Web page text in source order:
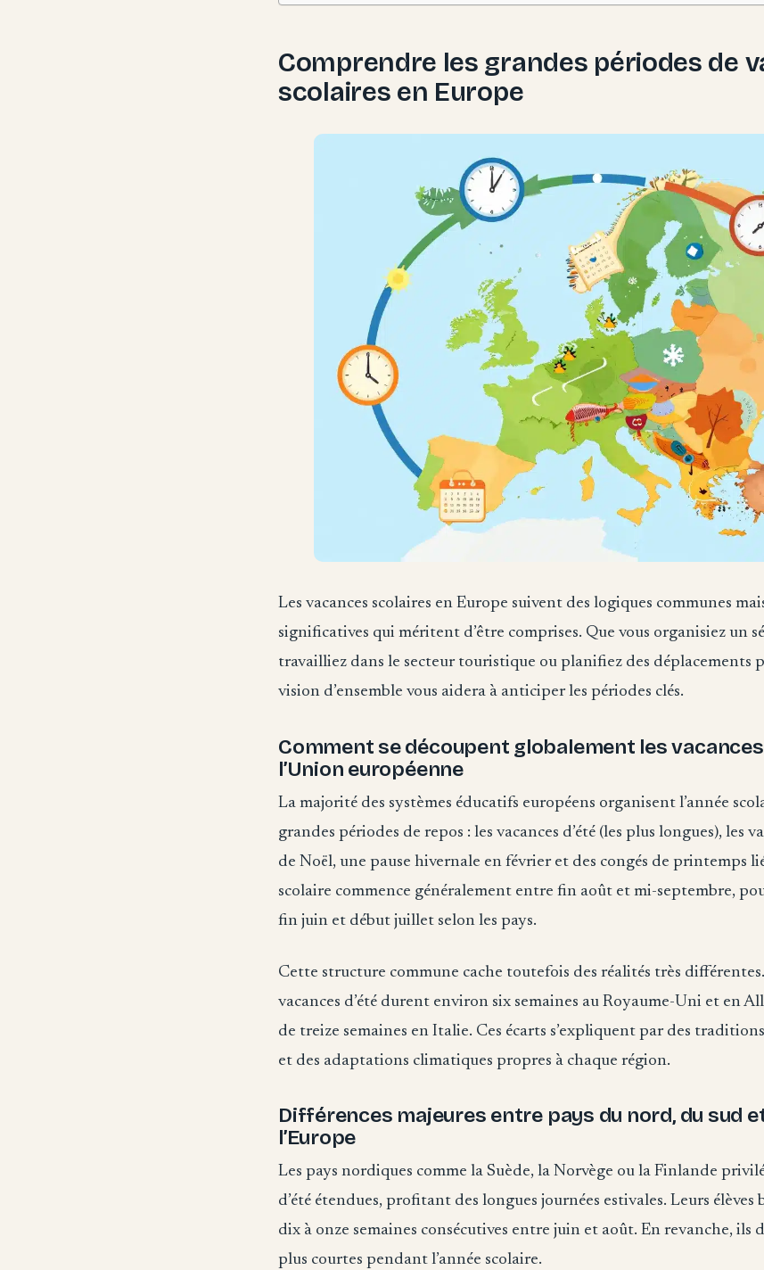
Comprendre les grandes périodes de
scolaires en Europe
Les vacances scolaires en Europe suivent des logiques communes
significatives qui méritent d’être comprises. Que vous organisiez un
travailliez dans le secteur touristique ou planifiez des déplacements
vision d’ensemble vous aidera à anticiper les périodes clés.
Comment se découpent globalement les
l’Union européenne
La majorité des systèmes éducatifs européens organisent l’année
grandes périodes de repos : les vacances d’été (les plus longues), les
de Noël, une pause hivernale en février et des congés de printemps
scolaire commence généralement entre fin août et mi-septembre,
fin juin et début juillet selon les pays.
Cette structure commune cache toutefois des réalités très
vacances d’été durent environ six semaines au Royaume-Uni et en
de treize semaines en Italie. Ces écarts s’expliquent par des
et des adaptations climatiques propres à chaque région.
Différences majeures entre pays du nord, du sud
l’Europe
Les pays nordiques comme la Suède, la Norvège ou la Finlande
d’été étendues, profitant des longues journées estivales. Leurs
dix à onze semaines consécutives entre juin et août. En revanche, ils
plus courtes pendant l’année scolaire.